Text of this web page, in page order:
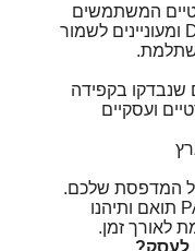
המשתמשים
במדפסות Pantum תומכות DL410 ומעוניינים לשמור
שנבדקו בקפידה
ועסקיים
המדפסת שלכם.
הזמינו עכשיו תוף PANTUM DL410 תואם ותיהנו
לאורך זמן.
לעסק?